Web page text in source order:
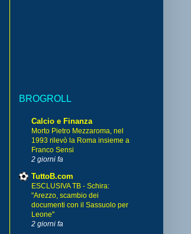
BROGROLL
Calcio e Finanza
Morto Pietro Mezzaroma, nel
1993 rilevò la Roma insieme a
Franco Sensi
2 giorni fa
TuttoB.com
ESCLUSIVA TB - Schira:
"Arezzo, scambio dei
documenti con il Sassuolo per
Leone"
2 giorni fa